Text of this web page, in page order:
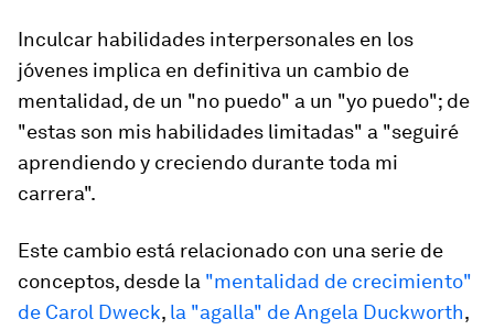
Inculcar habilidades interpersonales en los
jóvenes implica en definitiva un cambio de
mentalidad, de un "no puedo" a un "yo puedo"; de
"estas son mis habilidades limitadas" a "seguiré
aprendiendo y creciendo durante toda mi
carrera".
Este cambio está relacionado con una serie de
conceptos, desde la "mentalidad de crecimiento"
de Carol Dweck, la "agalla" de Angela Duckworth,